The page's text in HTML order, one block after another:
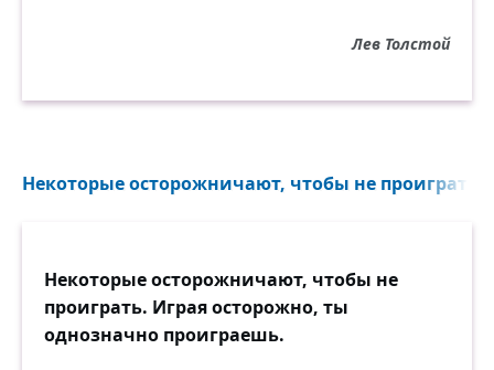
Лев Толстой
Некоторые осторожничают, чтобы не проиграть.
Некоторые осторожничают, чтобы не
проиграть. Играя осторожно, ты
однозначно проиграешь.